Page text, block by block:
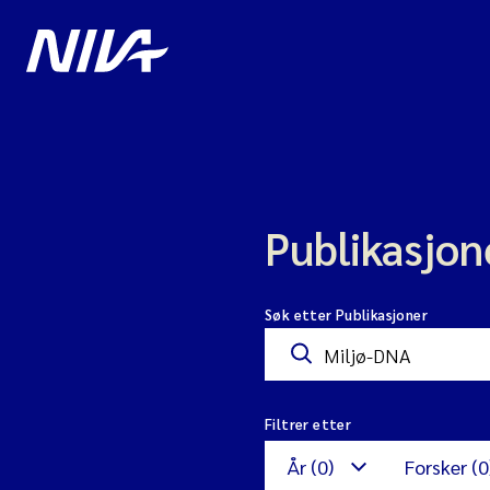
Søk etter Publikasjoner
Filtrer etter
År (0) Forsker